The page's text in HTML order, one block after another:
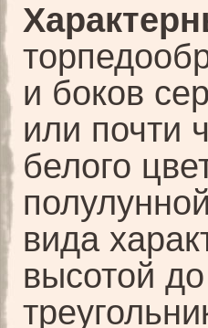
и боков
или почти
белого
вида
высотой